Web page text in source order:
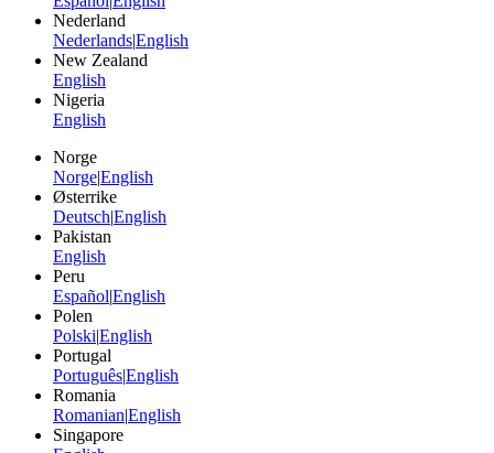
Nederland
Nederlands|English
New Zealand
English
Nigeria
English
Norge
Norge|English
Østerrike
Deutsch|English
Pakistan
English
Peru
Español|English
Polen
Polski|English
Portugal
Português|English
Romania
Romanian|English
Singapore